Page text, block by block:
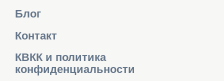
Блог
Контакт
КВКК и политика
конфиденциальности